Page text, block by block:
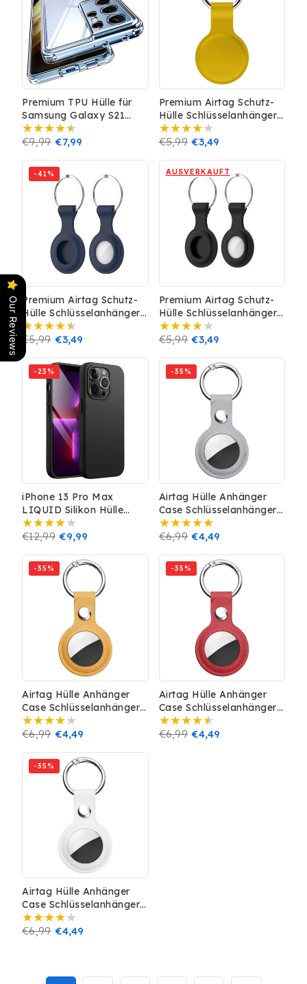
Premium TPU Hülle für
Samsung Galaxy S21
Ultra Silikon Transparent
Case Tasche
Normaler
Preis
€9,99 Verkaufspreis
€7,99
Premium Airtag Schutz-
Hülle Schlüsselanhänger
TPU Silikon Case Cover
GPS Tracker Gelb
Normaler
Preis
€5,99 Verkaufspreis
€3,49
-41%
Premium Airtag Schutz-
Hülle Schlüsselanhänger
TPU Silikon Case Cover
GPS Tracker Navy
Normaler
Preis
€5,99 Verkaufspreis
€3,49
AUSVERKAUFT
Premium Airtag Schutz-
Hülle Schlüsselanhänger
TPU Silikon Case Cover
GPS Tracker Schwarz
Normaler
€5,99 Verkaufspreis
€3,49
-23%
iPhone 13 Pro Max
LIQUID Silikon Hülle
Case 360° Schutz
Bumper MagSafe
Normaler
Preis
€12,99 Verkaufspreis
€9,99
-35%
Airtag Hülle Anhänger
Case Schlüsselanhänger
Leder Optik Cover Grau
Normaler
Preis
€6,99 Verkaufspreis
€4,49
-35%
Airtag Hülle Anhänger
Case Schlüsselanhänger
Leder Optik Cover Gelb
Normaler
€6,99 Verkaufspreis
€4,49
-35%
Airtag Hülle Anhänger
Case Schlüsselanhänger
Leder Optik Cover Rot
Normaler
€6,99 Verkaufspreis
€4,49
-35%
Airtag Hülle Anhänger
Case Schlüsselanhänger
Leder Optik Cover Weiss
Normaler
€6,99 Verkaufspreis
€4,49
Our Reviews